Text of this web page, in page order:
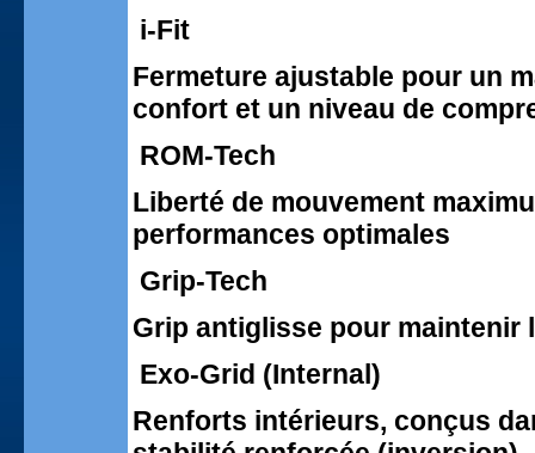
i-Fit
Fermeture ajustable pour un
confort et un niveau de
ROM-Tech
Liberté de mouvement
performances optimales
Grip-Tech
Grip antiglisse pour maintenir
Exo-Grid (Internal)
Renforts intérieurs, conçus